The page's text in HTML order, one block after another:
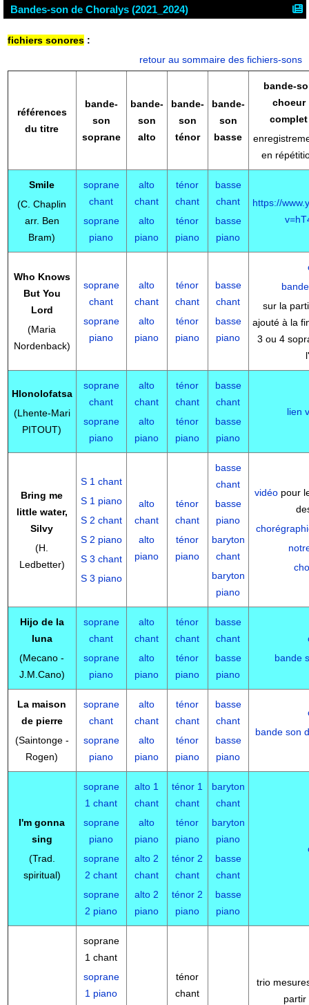
Bandes-son de Choralys (2021_2024)
fichiers sonores:
retour au sommaire des fichiers-sons
références
du titre
bande-
son
soprane
bande-
son
alto
bande-
son
ténor
bande-
son
basse
bande-
choeur
complet
en
Smile
(C. Chaplin
arr. Ben
Bram)
soprane
chant
soprane
piano
alto
chant
alto
piano
ténor
chant
ténor
piano
basse
chant
basse
piano
https://
Who Knows
But You
Lord
(Maria
Nordenback)
soprane
chant
soprane
piano
alto
chant
alto
piano
ténor
chant
ténor
piano
basse
chant
basse
piano
sur la
ajouté à la
3 ou 4
Hlonolofatsa
(Lhente-Mari
PITOUT)
soprane
chant
soprane
piano
alto
chant
alto
piano
ténor
chant
ténor
piano
basse
chant
basse
piano
lien
Bring me
little water,
Silvy
(H.
Ledbetter)
S 1 chant
S 1 piano
S 2 chant
S 2 piano
S 3 chant
S 3 piano
alto
chant
alto
piano
ténor
chant
ténor
piano
basse
chant
basse
piano
baryton
chant
baryton
piano
vidéo pour
Hijo de la
luna
(Mecano -
J.M.Cano)
soprane
chant
soprane
piano
alto
chant
alto
piano
ténor
chant
ténor
piano
basse
chant
basse
piano
bande
La maison
de pierre
(Saintonge -
Rogen)
soprane
chant
soprane
piano
alto
chant
alto
piano
ténor
chant
ténor
piano
basse
chant
basse
piano
bande son
I'm gonna
sing
(Trad.
spiritual)
soprane
1 chant
soprane
piano
soprane
2 chant
soprane
2 piano
alto 1
chant
alto
piano
alto 2
chant
alto 2
piano
ténor 1
chant
ténor
piano
ténor 2
chant
ténor 2
piano
baryton
chant
baryton
piano
basse
chant
basse
piano
soprane
1 chant
soprane
1 piano
ténor
chant
trio
partir